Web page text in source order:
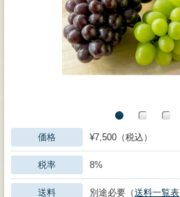
価格 ¥7,500（税込）
税率 8%
送料 別途必要（送料一覧表